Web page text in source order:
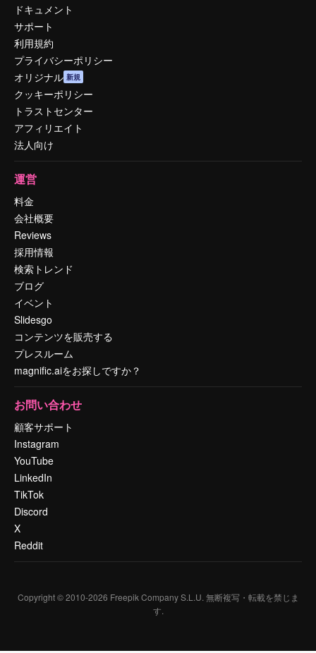
ドキュメント
サポート
利用規約
プライバシーポリシー
オリジナル 新規
クッキーポリシー
トラストセンター
アフィリエイト
法人向け
運営
料金
会社概要
Reviews
採用情報
検索トレンド
ブログ
イベント
Slidesgo
コンテンツを販売する
プレスルーム
magnific.aiをお探しですか？
お問い合わせ
顧客サポート
Instagram
YouTube
LinkedIn
TikTok
Discord
X
Reddit
Copyright © 2010-2026 Freepik Company S.L.U. 無断複写・転載を禁じま
す.